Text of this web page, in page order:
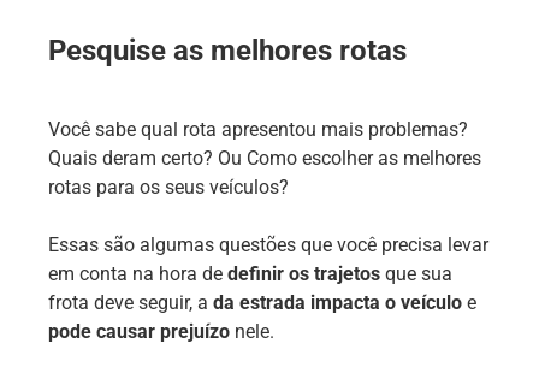
Pesquise as melhores rotas
Você sabe qual rota apresentou mais problemas?
Quais deram certo? Ou Como escolher as melhores
rotas para os seus veículos?
Essas são algumas questões que você precisa levar
em conta na hora de definir os trajetos que sua
frota deve seguir, a da estrada impacta o veículo e
pode causar prejuízo nele.